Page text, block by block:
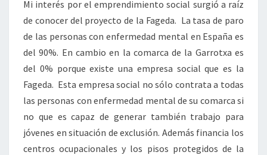
Mi interés por el emprendimiento social surgió a raíz
de conocer del proyecto de la Fageda. La tasa de paro
de las personas con enfermedad mental en España es
del 90%. En cambio en la comarca de la Garrotxa es
del 0% porque existe una empresa social que es la
Fageda. Esta empresa social no sólo contrata a todas
las personas con enfermedad mental de su comarca si
no que es capaz de generar también trabajo para
jóvenes en situación de exclusión. Además financia los
centros ocupacionales y los pisos protegidos de la